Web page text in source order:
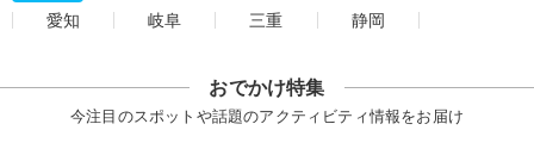
愛知
岐阜 三重 静岡
おでかけ特集
今注目のスポットや話題のアクティビティ情報をお届け